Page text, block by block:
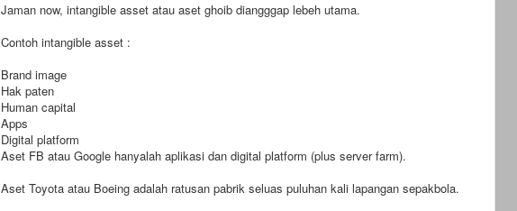
Jaman now, intangible asset atau aset ghoib diangggap lebeh utama.
Contoh intangible asset :
Brand image
Hak paten
Human capital
Apps
Digital platform
Aset FB atau Google hanyalah aplikasi dan digital platform (plus server farm).
Aset Toyota atau Boeing adalah ratusan pabrik seluas puluhan kali lapangan sepakbola.